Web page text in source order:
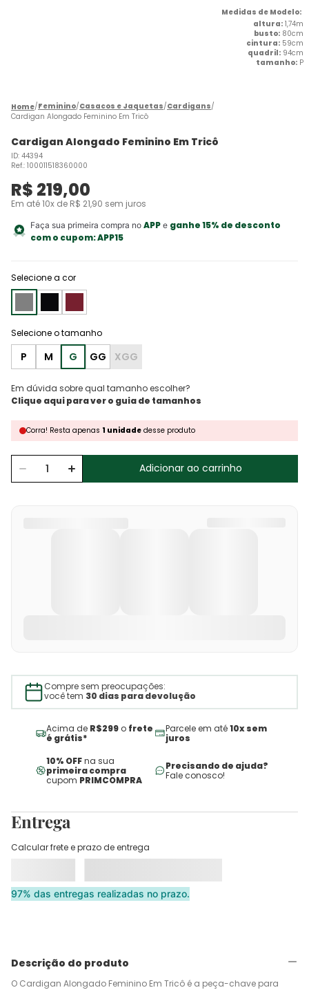
altura: 1,74m
busto: 80cm
cintura: 59cm
quadril: 94cm
tamanho: P
Feminino Casacos e Jaquetas Cardigans
Cardigan Alongado Feminino Em Tricô
Cardigan Alongado Feminino Em Tricô
ID: 44394
Ref.: 100011518360000
R$ 219,00
Em até10x de R$ 21,90 sem juros
Faça sua primeira compra no APPe ganhe 15% de desconto
com o cupom:APP15
Selecione a cor
P M G GG XGG
Em dúvida sobre qual tamanho escolher?
Corra! Resta apenas 1 unidade desse produto
Adicionar ao carrinho
Compre sem preocupações:
você tem 30 dias para devolução
Acima de R$299 o frete
é grátis*
Parcele em até10x sem
juros
10% OFFna sua
primeira compra
cupom PRIMCOMPRA
Precisando de ajuda?
Fale conosco!
Entrega
Calcular frete e prazo de entrega
97% das entregas realizadas no prazo.
Descrição do produto
O Cardigan Alongado Feminino Em Tricô é a peça-chave para